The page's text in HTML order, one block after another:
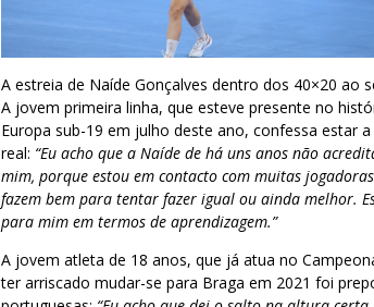
A estreia de Naíde Gonçalves dentro dos 40×20 ao
A jovem primeira linha, que esteve presente no
Europa sub-19 em julho deste ano, confessa estar
real: “Eu acho que a Naíde de há uns anos não
mim, porque estou em contacto com muitas
fazem bem para tentar fazer igual ou ainda melhor.
para mim em termos de aprendizagem.”
A jovem atleta de 18 anos, que já atua no
ter arriscado mudar-se para Braga em 2021 foi